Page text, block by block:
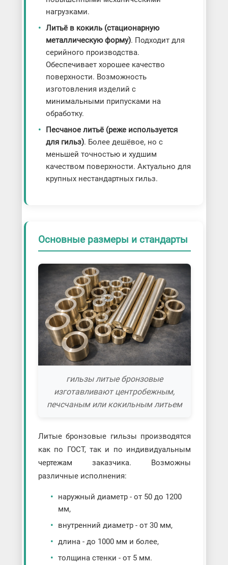
нагрузками.
Литьё в кокиль (стационарную
металлическую форму). Подходит для
серийного производства.
Обеспечивает хорошее качество
поверхности. Возможность
изготовления изделий с
минимальными припусками на
обработку.
Песчаное литьё (реже используется
для гильз). Более дешёвое, но с
меньшей точностью и худшим
качеством поверхности. Актуально для
крупных нестандартных гильз.
Основные размеры и стандарты
гильзы литые бронзовые
изготавливают центробежным,
печсчаным или кокильным литьем
Литые бронзовые гильзы производятся
как по ГОСТ, так и по индивидуальным
чертежам заказчика. Возможны
различные исполнения:
наружный диаметр - от 50 до 1200
мм,
внутренний диаметр - от 30 мм,
длина - до 1000 мм и более,
толщина стенки - от 5 мм.